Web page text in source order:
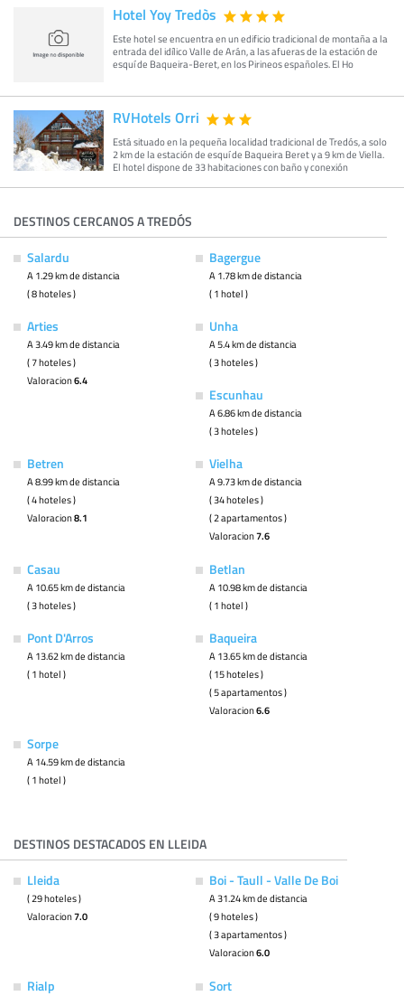
Hotel Yoy Tredòs
Este hotel se encuentra en un edificio tradicional de montaña a la
entrada del idílico Valle de Arán, a las afueras de la estación de
esquí de Baqueira-Beret, en los Pirineos españoles. El Ho
RVHotels Orri
Está situado en la pequeña localidad tradicional de Tredós, a solo
2 km de la estación de esquí de Baqueira Beret y a 9 km de Viella.
El hotel dispone de 33 habitaciones con baño y conexión
DESTINOS CERCANOS A TREDÓS
Salardu
A 1.29 km de distancia
( 8 hoteles )
Bagergue
A 1.78 km de distancia
( 1 hotel )
Arties
A 3.49 km de distancia
( 7 hoteles )
Valoracion6.4
Unha
A 5.4 km de distancia
( 3 hoteles )
Escunhau
A 6.86 km de distancia
( 3 hoteles )
Betren
A 8.99 km de distancia
( 4 hoteles )
Valoracion8.1
Vielha
A 9.73 km de distancia
( 34 hoteles )
( 2 apartamentos )
Valoracion7.6
Casau
A 10.65 km de distancia
( 3 hoteles )
Betlan
A 10.98 km de distancia
( 1 hotel )
Pont D'Arros
A 13.62 km de distancia
( 1 hotel )
Baqueira
A 13.65 km de distancia
( 15 hoteles )
( 5 apartamentos )
Valoracion6.6
Sorpe
A 14.59 km de distancia
( 1 hotel )
DESTINOS DESTACADOS EN LLEIDA
Lleida
( 29 hoteles )
Valoracion7.0
Boi - Taull - Valle De Boi
A 31.24 km de distancia
( 9 hoteles )
( 3 apartamentos )
Valoracion6.0
Rialp Sort